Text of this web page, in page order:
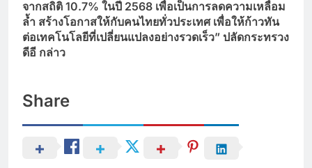
จากสถิติ 10.7% ในปี 2568 เพื่อเป็นการลดความเหลื่อม
ล้ำ สร้างโอกาสให้กับคนไทยทั่วประเทศ เพื่อให้ก้าวทัน
ต่อเทคโนโลยีที่เปลี่ยนแปลงอย่างรวดเร็ว” ปลัดกระทรวง
ดีอี กล่าว
Share